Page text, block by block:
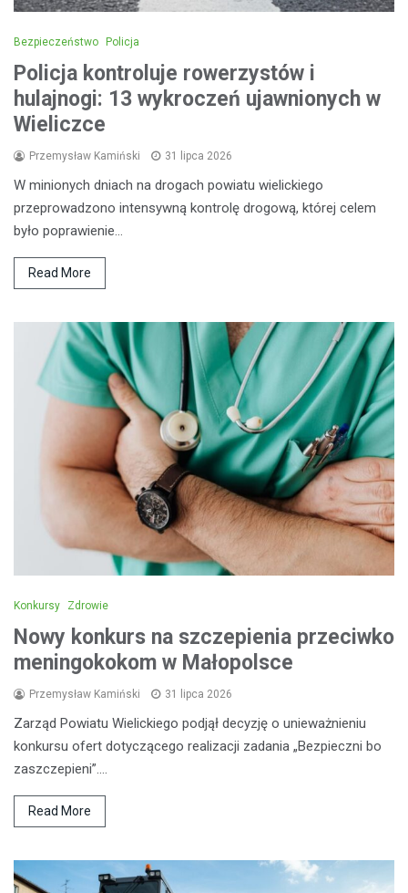
Bezpieczeństwo Policja
Policja kontroluje rowerzystów i
hulajnogi: 13 wykroczeń ujawnionych w
Wieliczce
Przemysław Kamiński 31 lipca 2026
W minionych dniach na drogach powiatu wielickiego
przeprowadzono intensywną kontrolę drogową, której celem
było poprawienie…
Read More
Konkursy Zdrowie
Nowy konkurs na szczepienia przeciwko
meningokokom w Małopolsce
Przemysław Kamiński 31 lipca 2026
Zarząd Powiatu Wielickiego podjął decyzję o unieważnieniu
konkursu ofert dotyczącego realizacji zadania „Bezpieczni bo
zaszczepieni”.…
Read More